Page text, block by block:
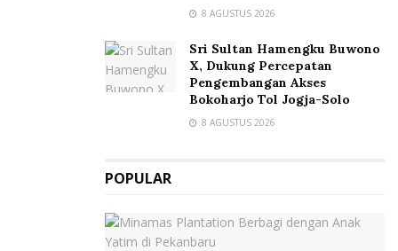
8 AGUSTUS 2026
Sri Sultan Hamengku Buwono
X, Dukung Percepatan
Pengembangan Akses
Bokoharjo Tol Jogja-Solo
8 AGUSTUS 2026
POPULAR